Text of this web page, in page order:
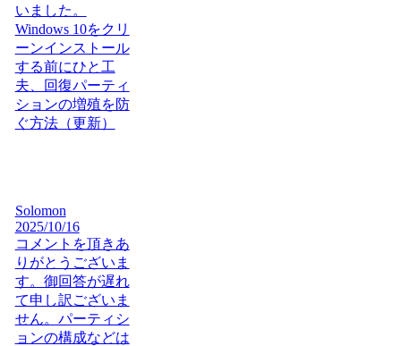
いました。
Windows 10をクリ
ーンインストール
する前にひと工
夫、回復パーティ
ションの増殖を防
ぐ方法（更新）
Solomon
2025/10/16
コメントを頂きあ
りがとうございま
す。御回答が遅れ
て申し訳ございま
せん。パーティシ
ョンの構成などは